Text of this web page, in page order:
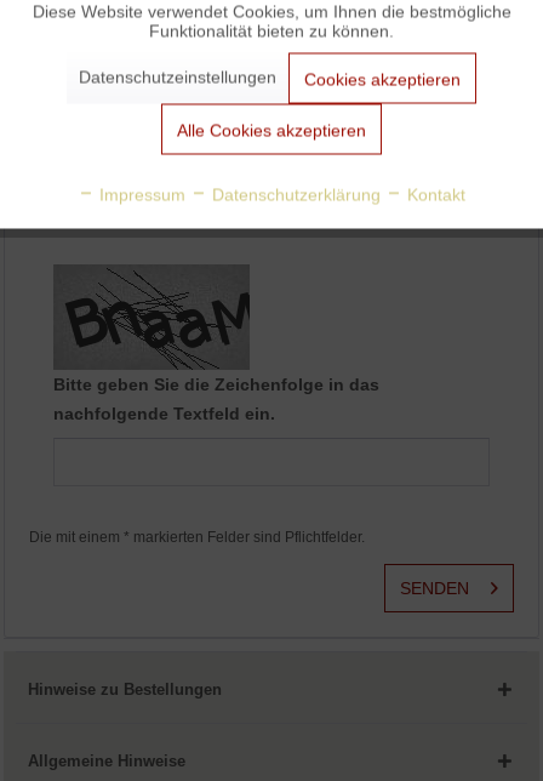
Bitte geben Sie die Zeichenfolge in das
nachfolgende Textfeld ein.
Die mit einem * markierten Felder sind Pflichtfelder.
SENDEN
Hinweise zu Bestellungen
Allgemeine Hinweise
Aktiv
Aktiv
Personalisierung
Diese Website verwendet Cookies, um Ihnen die bestmögliche
Funktionalität bieten zu können.
Datenschutzeinstellungen Cookies akzeptieren
Alle Cookies akzeptieren
Impressum Datenschutzerklärung Kontakt